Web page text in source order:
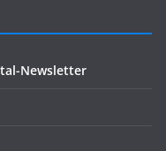
Newsletter